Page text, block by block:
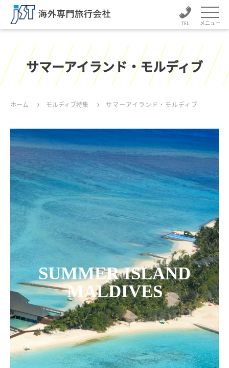
メニュー
サマーアイランド・モルディブ
ホーム モルディブ特集 サマーアイランド・モルディブ
SUMMER ISLAND
MALDIVES